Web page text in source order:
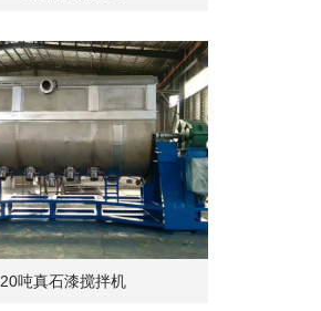
20吨真石漆搅拌机